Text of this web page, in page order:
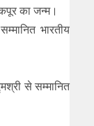
का जन्‍म।
भारतीय
से सम्मानित